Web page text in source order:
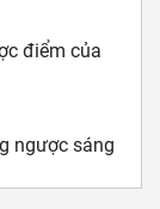
điểm của
ngược sáng